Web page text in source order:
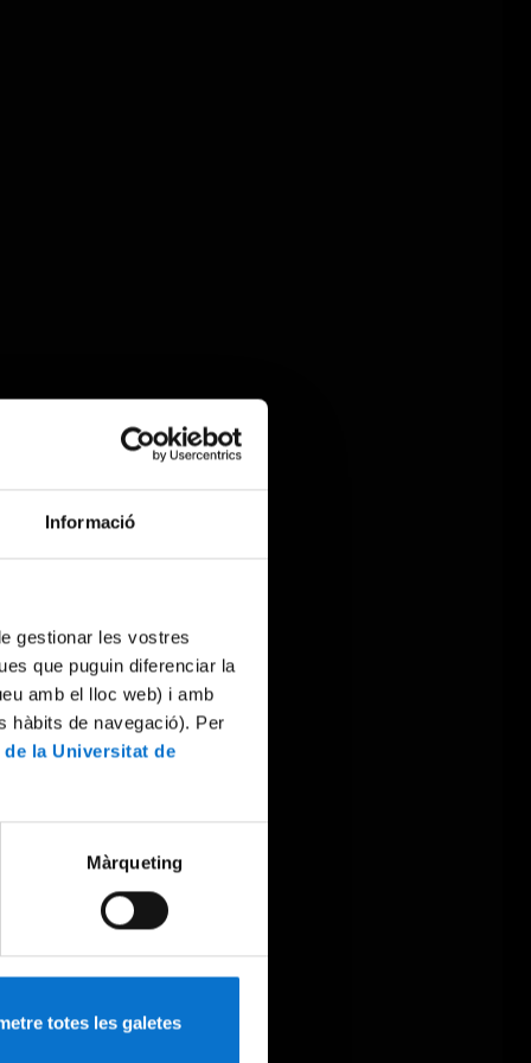
Informació
gestionar les vostres
que puguin diferenciar la
amb el lloc web) i amb
hàbits de navegació). Per
la Universitat de
Màrqueting
totes les galetes